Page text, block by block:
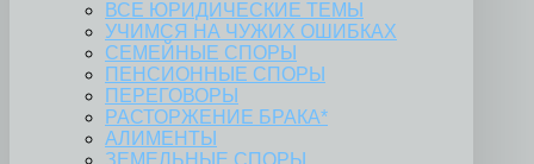
ВСЕ ЮРИДИЧЕСКИЕ ТЕМЫ
УЧИМСЯ НА ЧУЖИХ ОШИБКАХ
СЕМЕЙНЫЕ СПОРЫ
ПЕНСИОННЫЕ СПОРЫ
ПЕРЕГОВОРЫ
РАСТОРЖЕНИЕ БРАКА*
АЛИМЕНТЫ
ЗЕМЕЛЬНЫЕ СПОРЫ